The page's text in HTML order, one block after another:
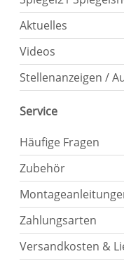
Aktuelles
Videos
Stellenanzeigen /
Service
Häufige Fragen
Zubehör
Zahlungsarten
Versandkosten &